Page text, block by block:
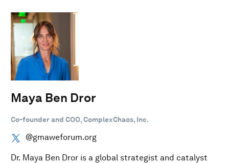
Maya Ben Dror
Co-founder and COO, ComplexChaos, Inc.
@gmaweforum.org
Dr. Maya Ben Dror is a global strategist and catalyst